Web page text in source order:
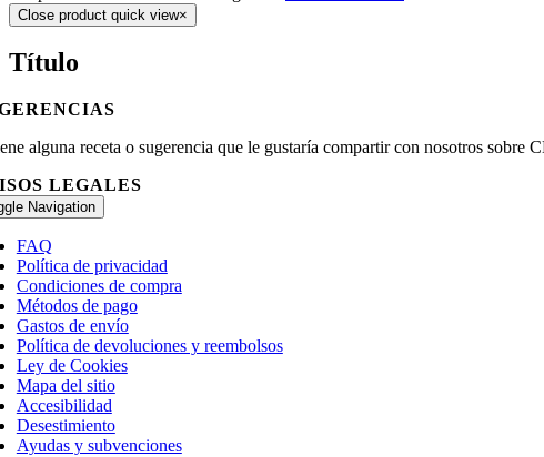
Close product quick view×
Título
alguna receta o sugerencia que le gustaría compartir con nosotros
LEGALES
Navigation
FAQ
Política de privacidad
Condiciones de compra
Métodos de pago
Gastos de envío
Política de devoluciones y reembolsos
Ley de Cookies
Mapa del sitio
Accesibilidad
Desestimiento
Ayudas y subvenciones